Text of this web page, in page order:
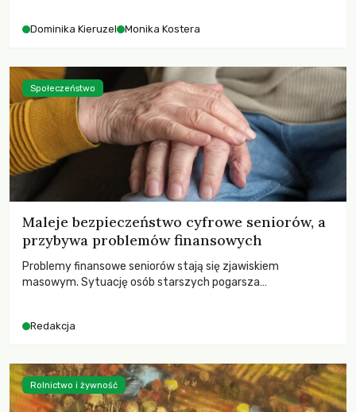
Dominika Kieruzel Monika Kostera
Maleje bezpieczeństwo cyfrowe seniorów, a
przybywa problemów finansowych
Problemy finansowe seniorów stają się zjawiskiem
masowym. Sytuację osób starszych pogarsza
Redakcja
Społeczeństwo
Rolnictwo i żywność